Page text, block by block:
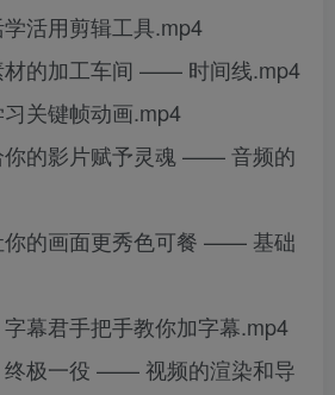
活用剪辑工具.mp4
材的加工车间 —— 时间线.mp4
关键帧动画.mp4
你的影片赋予灵魂 —— 音频的
你的画面更秀色可餐 —— 基础
幕君手把手教你加字幕.mp4
终极一役 —— 视频的渲染和导